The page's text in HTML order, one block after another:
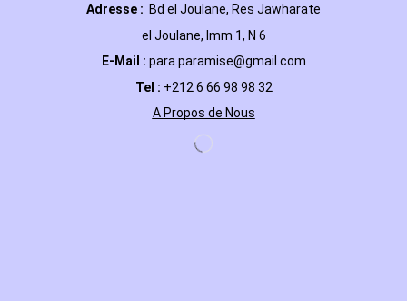
Adresse : Bd el Joulane, Res Jawharate
el Joulane, Imm 1, N 6
E-Mail : para.paramise@gmail.com
Tel : +212 6 66 98 98 32
A Propos de Nous